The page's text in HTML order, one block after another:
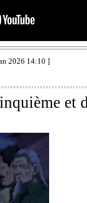
2026 14:10 ]
et